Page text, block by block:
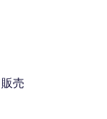
売